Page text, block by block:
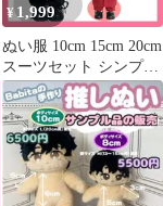
¥ 1,999
ぬい服 10cm 15cm 20cm
スーツセット シンプル
着ぐるみ 全身 推しぬい
推し活 黒 赤 ベージュ
ジャケット パンツ シャ
ツ ネクタイ ぬい活 ア
イドル ぬい服コココ